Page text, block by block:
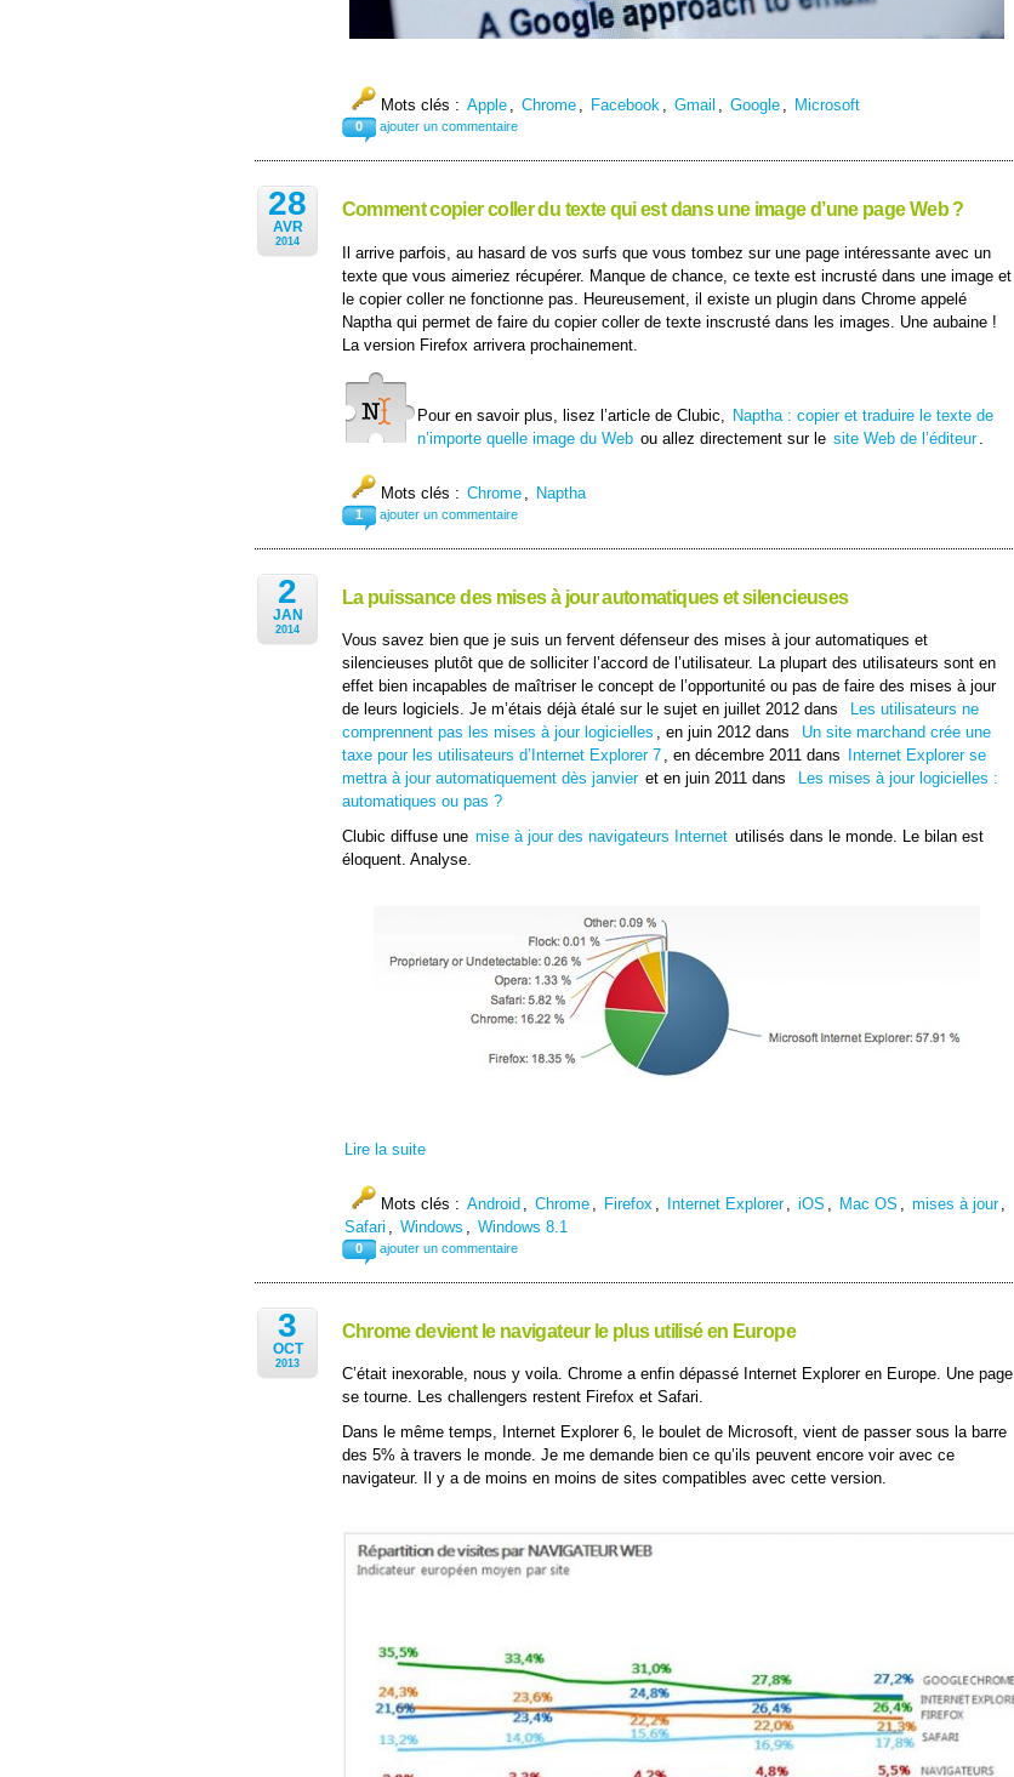
Mots clés : Apple , Chrome , Facebook , Gmail , Google , Microsoft
0 ajouter un commentaire
28
AVR
2014
Comment copier coller du texte qui est dans une image d’une page Web ?
Il arrive parfois, au hasard de vos surfs que vous tombez sur une page intéressante avec un
texte que vous aimeriez récupérer. Manque de chance, ce texte est incrusté dans une image et
le copier coller ne fonctionne pas. Heureusement, il existe un plugin dans Chrome appelé
Naptha qui permet de faire du copier coller de texte inscrusté dans les images. Une aubaine !
La version Firefox arrivera prochainement.
Pour en savoir plus, lisez l’article de Clubic,
Naptha : copier et traduire le texte de
n’importe quelle image du Web ou allez directement sur le site Web de l’éditeur
Mots clés : Chrome Naptha
1 ajouter un commentaire
2
JAN
2014
La puissance des mises à jour automatiques et silencieuses
Vous savez bien que je suis un fervent défenseur des mises à jour automatiques et
silencieuses plutôt que de solliciter l’accord de l’utilisateur. La plupart des utilisateurs sont en
effet bien incapables de maîtriser le concept de l’opportunité ou pas de faire des mises à jour
de leurs logiciels. Je m’étais déjà étalé sur le sujet en juillet 2012 dans
Les utilisateurs ne
comprennent pas les mises à jour logicielles
, en juin 2012 dans
Un site marchand crée une
taxe pour les utilisateurs d’Internet Explorer 7
, en décembre 2011 dans
Internet Explorer se
mettra à jour automatiquement dès janvier et en juin 2011 dans
Les mises à jour logicielles :
automatiques ou pas ?
Clubic diffuse une mise à jour des navigateurs Internet utilisés dans le monde. Le bilan est
éloquent. Analyse.
Lire la suite
Mots clés : Android Chrome Firefox Internet Explorer iOS Mac OS mises à jour
Safari
Windows Windows 8.1
0 ajouter un commentaire
3
OCT
2013
Chrome devient le navigateur le plus utilisé en Europe
C’était inexorable, nous y voila. Chrome a enfin dépassé Internet Explorer en Europe. Une page
se tourne. Les challengers restent Firefox et Safari.
Dans le même temps, Internet Explorer 6, le boulet de Microsoft, vient de passer sous la barre
des 5% à travers le monde. Je me demande bien ce qu’ils peuvent encore voir avec ce
navigateur. Il y a de moins en moins de sites compatibles avec cette version.